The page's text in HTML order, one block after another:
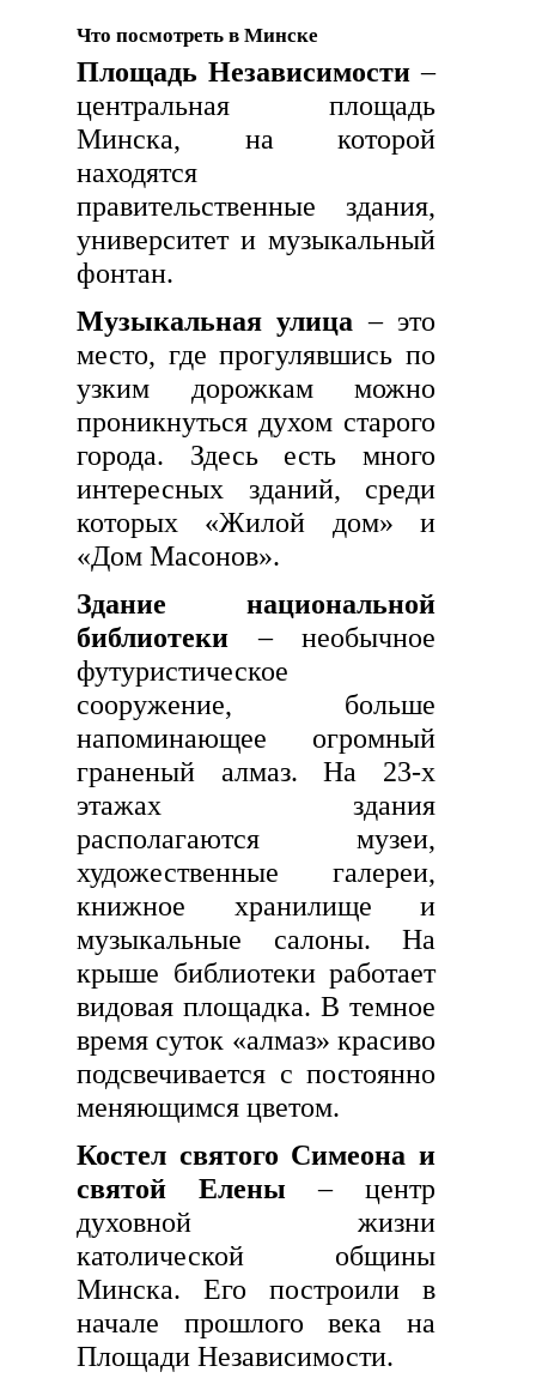
Что посмотреть в Минске
Площадь Независимости –
центральная площадь
Минска, на которой
находятся
правительственные здания,
университет и музыкальный
фонтан.
Музыкальная улица – это
место, где прогулявшись по
узким дорожкам можно
проникнуться духом старого
города. Здесь есть много
интересных зданий, среди
которых «Жилой дом» и
«Дом Масонов».
Здание национальной
библиотеки – необычное
футуристическое
сооружение, больше
напоминающее огромный
граненый алмаз. На 23-х
этажах здания
располагаются музеи,
художественные галереи,
книжное хранилище и
музыкальные салоны. На
крыше библиотеки работает
видовая площадка. В темное
время суток «алмаз» красиво
подсвечивается с постоянно
меняющимся цветом.
Костел святого Симеона и
святой Елены – центр
духовной жизни
католической общины
Минска. Его построили в
начале прошлого века на
Площади Независимости.